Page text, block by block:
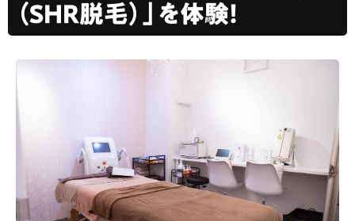
（SHR脱毛）」を体験！